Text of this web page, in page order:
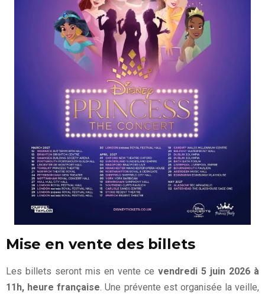
Mise en vente des billets
Les billets seront mis en vente ce vendredi 5 juin 2026 à
11h, heure française. Une prévente est organisée la veille,